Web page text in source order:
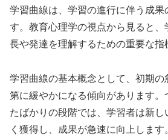
学習曲線は、学習の進行に伴う成
す。教育心理学の視点から見ると
長や発達を理解するための重要な指
学習曲線の基本概念として、初期の
第に緩やかになる傾向があります。
たばかりの段階では、学習者は新
く獲得し、成果が急速に向上しま